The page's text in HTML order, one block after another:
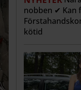
nobben ✔ Kan
kötid